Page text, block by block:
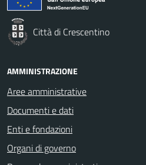
Città di Crescentino
AMMINISTRAZIONE
Aree amministrative
Documenti e dati
Enti e fondazioni
Organi di governo